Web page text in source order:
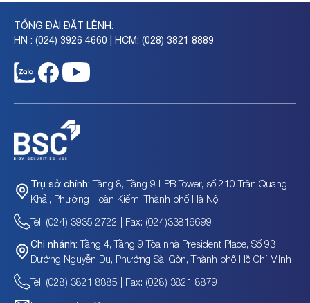
TỔNG ĐÀI ĐẶT LỆNH:
HN : (024) 3926 4660 | HCM: (028) 3821 8889
Trụ sở chính: Tầng 8, Tầng 9 LPB Tower, số 210 Trần Quang
Khải, Phường Hoàn Kiếm, Thành phố Hà Nội
Tel: (024) 3935 2722 | Fax: (024)33816699
Chi nhánh: Tầng 4, Tầng 9 Tòa nhà President Place, Số 93
Đường Nguyễn Du, Phường Sài Gòn, Thành phố Hồ Chí Minh
Tel: (028) 3821 8885 | Fax: (028) 3821 8879